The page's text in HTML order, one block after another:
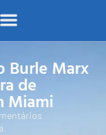
Burle Marx
de
Miami